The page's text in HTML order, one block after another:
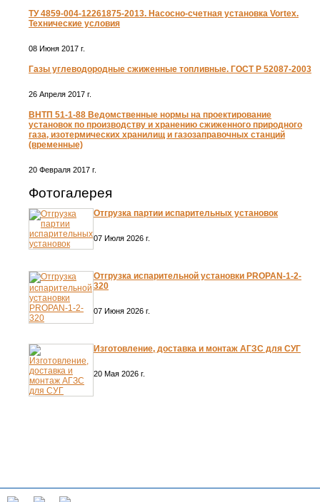
ТУ 4859-004-12261875-2013. Насосно-счетная установка Vortex.
Технические условия
08 Июня 2017 г.
Газы углеводородные сжиженные топливные. ГОСТ Р 52087-2003
26 Апреля 2017 г.
ВНТП 51-1-88 Ведомственные нормы на проектирование
установок по производству и хранению сжиженного природного
газа, изотермических хранилищ и газозаправочных станций
(временные)
20 Февраля 2017 г.
Фотогалерея
Отгрузка партии испарительных установок
07 Июля 2026 г.
Отгрузка испарительной установки PROPAN-1-2-
320
07 Июня 2026 г.
Изготовление, доставка и монтаж АГЗС для СУГ
20 Мая 2026 г.